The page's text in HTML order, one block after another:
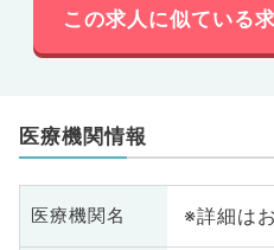
この求人に似ている
医療機関情報
医療機関名 ※詳細は